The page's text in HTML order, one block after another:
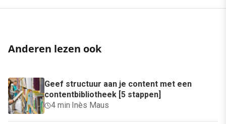
Anderen lezen ook
Geef structuur aan je content met een
contentbibliotheek [5 stappen]
4 min· Inès Maus